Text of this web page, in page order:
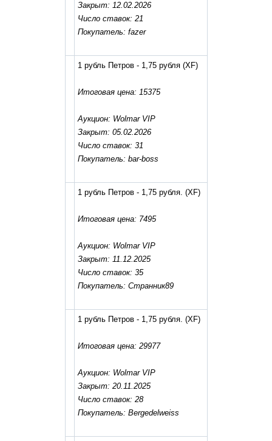
Закрыт: 12.02.2026
Число ставок: 21
Покупатель: fazer
1 рубль Петров - 1,75 рубля(XF)
Итоговая цена: 15375
Аукцион: Wolmar VIP
Закрыт: 05.02.2026
Число ставок: 31
Покупатель: bar-boss
1 рубль Петров - 1,75 рубля. (XF)
Итоговая цена: 7495
Аукцион: Wolmar VIP
Закрыт: 11.12.2025
Число ставок: 35
Покупатель: Странник89
1 рубль Петров - 1,75 рубля. (XF)
Итоговая цена: 29977
Аукцион: Wolmar VIP
Закрыт: 20.11.2025
Число ставок: 28
Покупатель: Bergedelweiss